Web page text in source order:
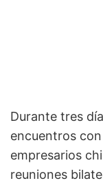
Durante tres
encuentros
empresarios
reuniones